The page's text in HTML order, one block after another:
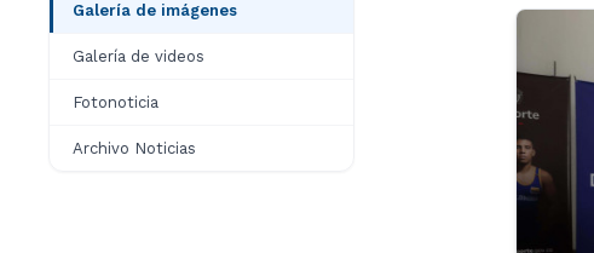
Galería de imágenes
Galería de videos
Fotonoticia
Archivo Noticias